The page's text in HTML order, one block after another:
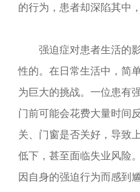
的行为，患者却深陷其中
强迫症对患者生活的影
性的。在日常生活中，简
为巨大的挑战。一位患有
门前可能会花费大量时间
关、门窗是否关好，导致
低下，甚至面临失业风险
因自身的强迫行为而感到